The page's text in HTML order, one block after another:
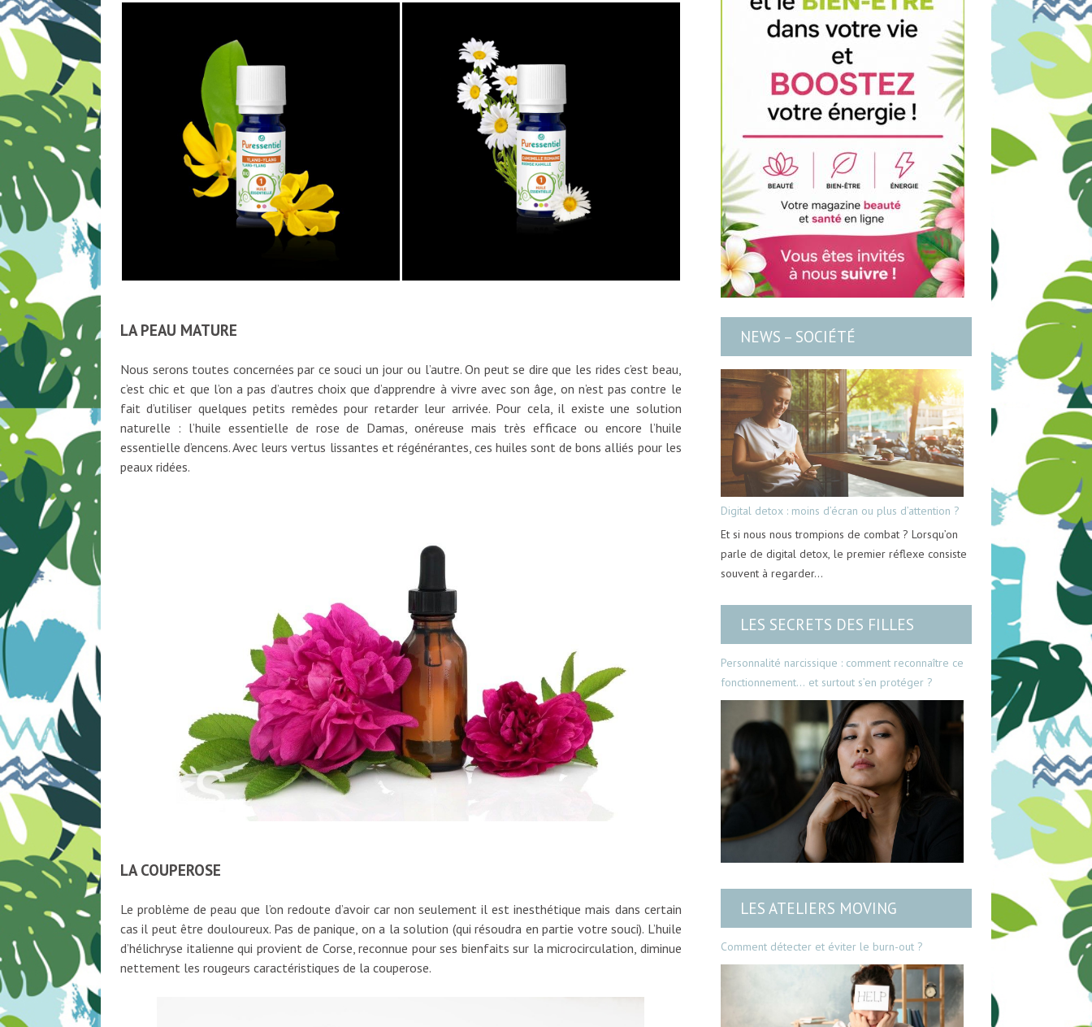
LA PEAU MATURE
Nous serons toutes concernées par ce souci un jour ou l’autre. On peut se dire que les rides c’est beau,
c’est chic et que l’on a pas d’autres choix que d’apprendre à vivre avec son âge, on n’est pas contre le
fait d’utiliser quelques petits remèdes pour retarder leur arrivée. Pour cela, il existe une solution
naturelle : l’huile essentielle de rose de Damas, onéreuse mais très efficace ou encore l’huile
essentielle d’encens. Avec leurs vertus lissantes et régénérantes, ces huiles sont de bons alliés pour les
peaux ridées.
LA COUPEROSE
Le problème de peau que l’on redoute d’avoir car non seulement il est inesthétique mais dans certain
cas il peut être douloureux. Pas de panique, on a la solution (qui résoudra en partie votre souci). L’huile
d’hélichryse italienne qui provient de Corse, reconnue pour ses bienfaits sur la microcirculation, diminue
nettement les rougeurs caractéristiques de la couperose.
NEWS – SOCIÉTÉ
Digital detox : moins d’écran ou plus d’attention ?
Et si nous nous trompions de combat ? Lorsqu’on
parle de digital detox, le premier réflexe consiste
souvent à regarder…
LES SECRETS DES FILLES
Personnalité narcissique : comment reconnaître ce
fonctionnement… et surtout s’en protéger ?
LES ATELIERS MOVING
Comment détecter et éviter le burn-out ?